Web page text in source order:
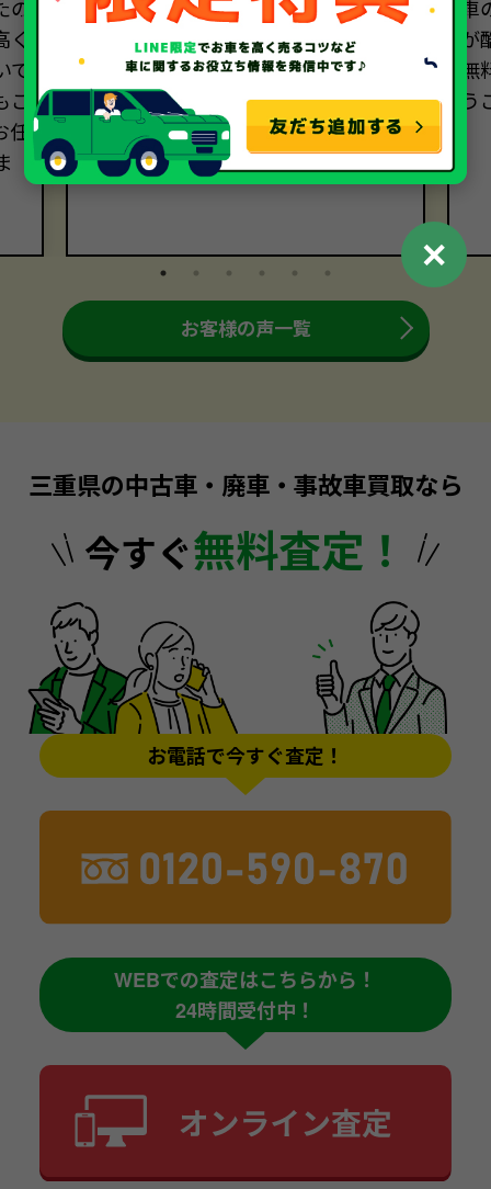
ディーラーでの廃車手続きに1万円以
上かかるといわれ、電話相談しまし
た。無料で廃車できると思っていた
ので、買い取っていただけて本当に助
かりました！
う
お客様の声一覧
三重県の中古車・廃車・事故車買取なら
今すぐ無料査定！
お電話で今すぐ査定！
WEBでの査定はこちらから！
24時間受付中！
✕